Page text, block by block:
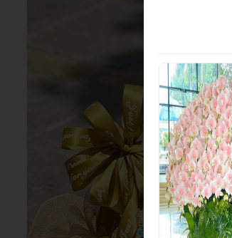
HOA TẾT